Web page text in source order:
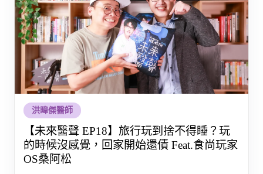
洪暐傑醫師
【未來醫聲 EP18】旅行玩到捨不得睡？玩
的時候沒感覺，回家開始還債 Feat.食尚玩家
OS桑阿松